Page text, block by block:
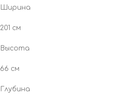
Ширина
201 см
Высота
66 см
Глубина